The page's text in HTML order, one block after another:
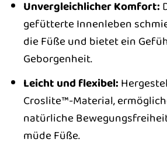
Unvergleichlicher Komfort:
gefütterte Innenleben
die Füße und bietet ein
Geborgenheit.
Leicht und flexibel:
Croslite™-Material,
natürliche
müde Füße.